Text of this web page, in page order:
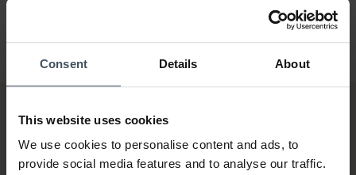
Consent Details About
This website uses cookies
We use cookies to personalise content and ads, to
provide social media features and to analyse our traffic.